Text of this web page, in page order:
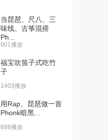
当琵琶、尺八、三
味线、古筝混搭
Ph...
901播放
福宝吹笛子式吃竹
子
1403播放
用Rap、琵琶做一首
Phonk暗黑...
688播放